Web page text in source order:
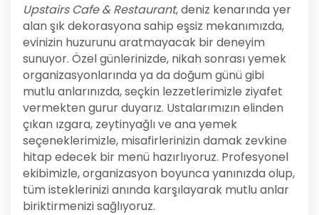
Upstairs Cafe & Restaurant, deniz kenarında yer
alan şık dekorasyona sahip eşsiz mekanımızda,
evinizin huzurunu aratmayacak bir deneyim
sunuyor. Özel günlerinizde, nikah sonrası yemek
organizasyonlarında ya da doğum günü gibi
mutlu anlarınızda, seçkin lezzetlerimizle ziyafet
vermekten gurur duyarız. Ustalarımızın elinden
çıkan ızgara, zeytinyağlı ve ana yemek
seçeneklerimizle, misafirlerinizin damak zevkine
hitap edecek bir menü hazırlıyoruz. Profesyonel
ekibimizle, organizasyon boyunca yanınızda olup,
tüm isteklerinizi anında karşılayarak mutlu anlar
biriktirmenizi sağlıyoruz.